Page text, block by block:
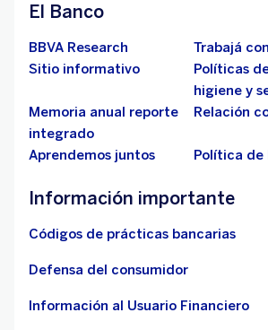
El Banco
BBVA Research
Trabajá
Sitio informativo
Políticas
higiene y
Memoria anual reporte
integrado
Relación
Aprendemos juntos Política de
Información importante
Códigos de prácticas bancarias
Defensa del consumidor
Información al Usuario Financiero